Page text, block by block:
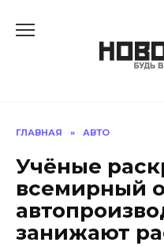
ГЛАВНАЯ » АВТО
Учёные
всемирный
занижают